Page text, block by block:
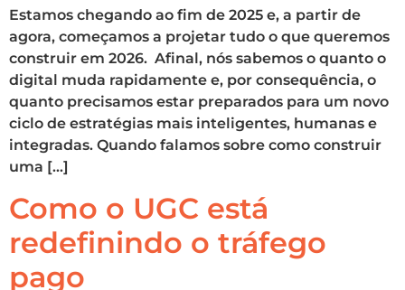
Estamos chegando ao fim de 2025 e, a partir de
agora, começamos a projetar tudo o que queremos
construir em 2026. Afinal, nós sabemos o quanto o
digital muda rapidamente e, por consequência, o
quanto precisamos estar preparados para um novo
ciclo de estratégias mais inteligentes, humanas e
integradas. Quando falamos sobre como construir
uma […]
Como o UGC está
redefinindo o tráfego
pago